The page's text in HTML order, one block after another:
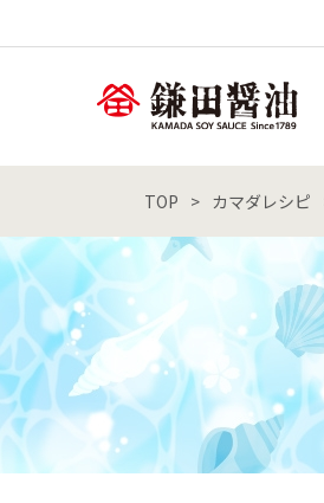
TOP カマダレシピ